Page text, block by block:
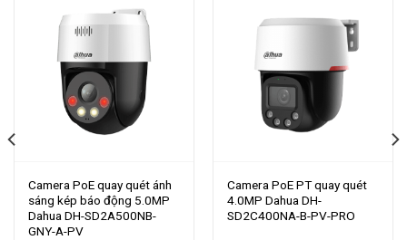
Camera PoE quay quét ánh
sáng kép báo động 5.0MP
Dahua DH-SD2A500NB-
GNY-A-PV
Camera PoE PT quay quét
4.0MP Dahua DH-
SD2C400NA-B-PV-PRO